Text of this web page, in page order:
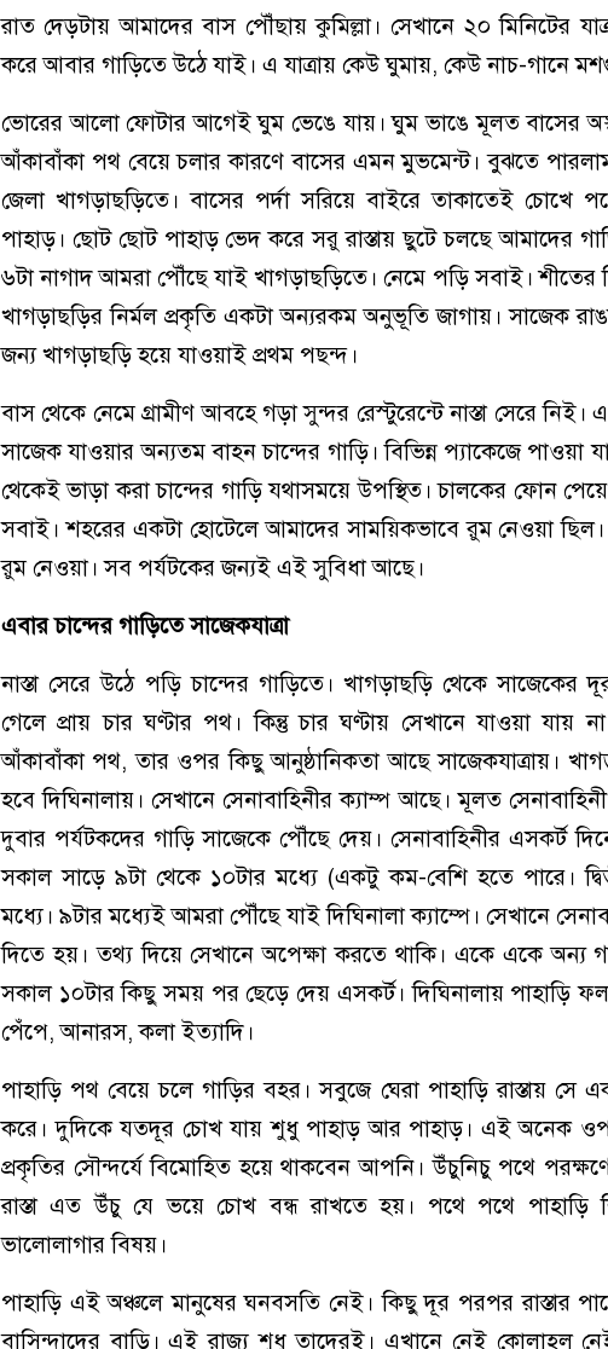
রাত দেড়টায় আমাদের বাস পৌঁছায় কুমিল্লা। সেখানে ২০ মিনিটের
করে আবার গাড়িতে উঠে যাই। এ যাত্রায় কেউ ঘুমায়, কেউ নাচ-গানে
ভোরের আলো ফোটার আগেই ঘুম ভেঙে যায়। ঘুম ভাঙে মূলত বাসের
আঁকাবাঁকা পথ বেয়ে চলার কারণে বাসের এমন মুভমেন্ট। বুঝতে
জেলা খাগড়াছড়িতে। বাসের পর্দা সরিয়ে বাইরে তাকাতেই চোখে
পাহাড়। ছোট ছোট পাহাড় ভেদ করে সরু রাস্তায় ছুটে চলছে আমাদের
৬টা নাগাদ আমরা পৌঁছে যাই খাগড়াছড়িতে। নেমে পড়ি সবাই। শীতের
খাগড়াছড়ির নির্মল প্রকৃতি একটা অন্যরকম অনুভূতি জাগায়। সাজেক
জন্য খাগড়াছড়ি হয়ে যাওয়াই প্রথম পছন্দ।
বাস থেকে নেমে গ্রামীণ আবহে গড়া সুন্দর রেস্টুরেন্টে নাস্তা সেরে
সাজেক যাওয়ার অন্যতম বাহন চান্দের গাড়ি। বিভিন্ন প্যাকেজে
থেকেই ভাড়া করা চান্দের গাড়ি যথাসময়ে উপস্থিত। চালকের ফোন
সবাই। শহরের একটা হোটেলে আমাদের সাময়িকভাবে রুম নেওয়া
রুম নেওয়া। সব পর্যটকের জন্যই এই সুবিধা আছে।
এবার চান্দের গাড়িতে সাজেকযাত্রা
নাস্তা সেরে উঠে পড়ি চান্দের গাড়িতে। খাগড়াছড়ি থেকে সাজেকের
গেলে প্রায় চার ঘণ্টার পথ। কিন্তু চার ঘণ্টায় সেখানে যাওয়া যায়
আঁকাবাঁকা পথ, তার ওপর কিছু আনুষ্ঠানিকতা আছে সাজেকযাত্রায়।
হবে দিঘিনালায়। সেখানে সেনাবাহিনীর ক্যাম্প আছে। মূলত
দুবার পর্যটকদের গাড়ি সাজেকে পৌঁছে দেয়। সেনাবাহিনীর এসকর্ট
সকাল সাড়ে ৯টা থেকে ১০টার মধ্যে (একটু কম-বেশি হতে পারে।
মধ্যে। ৯টার মধ্যেই আমরা পৌঁছে যাই দিঘিনালা ক্যাম্পে। সেখানে
দিতে হয়। তথ্য দিয়ে সেখানে অপেক্ষা করতে থাকি। একে একে
সকাল ১০টার কিছু সময় পর ছেড়ে দেয় এসকর্ট। দিঘিনালায়
পেঁপে, আনারস, কলা ইত্যাদি।
পাহাড়ি পথ বেয়ে চলে গাড়ির বহর। সবুজে ঘেরা পাহাড়ি রাস্তায়
করে। দুদিকে যতদূর চোখ যায় শুধু পাহাড় আর পাহাড়। এই অনেক
প্রকৃতির সৌন্দর্যে বিমোহিত হয়ে থাকবেন আপনি। উঁচুনিচু পথে
রাস্তা এত উঁচু যে ভয়ে চোখ বন্ধ রাখতে হয়। পথে পথে পাহাড়ি
ভালোলাগার বিষয়।
পাহাড়ি এই অঞ্চলে মানুষের ঘনবসতি নেই। কিছু দূর পরপর রাস্তার
বাসিন্দাদের বাড়ি। এই রাজ্য শুধু তাদেরই। এখানে নেই কোলাহল